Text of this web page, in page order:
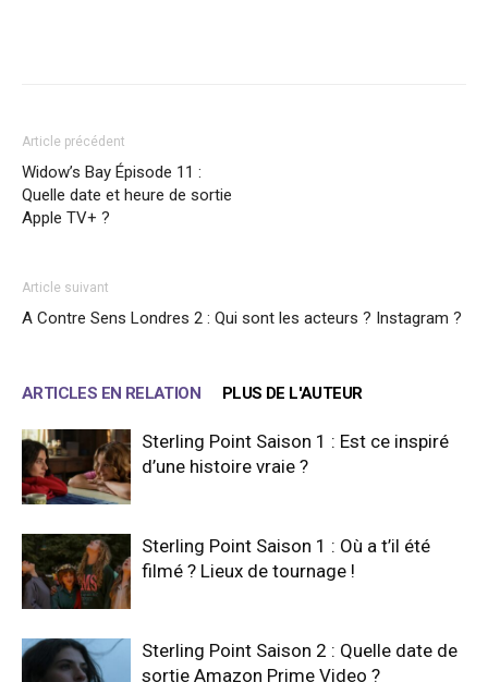
Article précédent
Widow’s Bay Épisode 11 :
Quelle date et heure de sortie
Apple TV+ ?
Article suivant
A Contre Sens Londres 2 : Qui sont les acteurs ? Instagram ?
ARTICLES EN RELATION PLUS DE L'AUTEUR
Sterling Point Saison 1 : Est ce inspiré
d’une histoire vraie ?
Sterling Point Saison 1 : Où a t’il été
filmé ? Lieux de tournage !
Sterling Point Saison 2 : Quelle date de
sortie Amazon Prime Video ?